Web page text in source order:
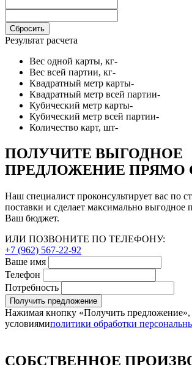
Сбросить
Результат расчета
Вес одной карты, кг-
Вес всей партии, кг-
Квадратный метр карты-
Квадратный метр всей партии-
Кубический метр карты-
Кубический метр всей партии-
Количество карт, шт-
ПОЛУЧИТЕ ВЫГОДНОЕ
ПРЕДЛОЖЕНИЕ ПРЯМО
Наш специалист проконсультирует вас по
поставки и сделает максимально выгодное
Ваш бюджет.
ИЛИ ПОЗВОНИТЕ ПО ТЕЛЕФОНУ:
+7 (962) 567-22-92
Ваше имя
Телефон
Потребность
Получить предложение
Нажимая кнопку «Получить предложение»,
условиямиполитики обработки
СОБСТВЕННОЕ